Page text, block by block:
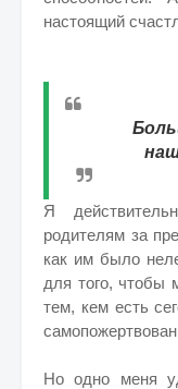
настоящий
Я
родителям за
как им было
для того,
тем, кем есть
Но одно меня